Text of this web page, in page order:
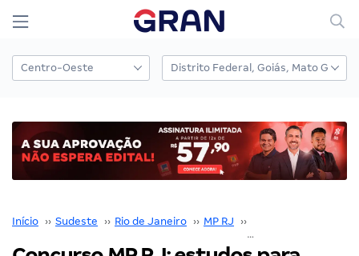
Início ›› Sudeste ›› Rio de Janeiro ›› MP RJ ››